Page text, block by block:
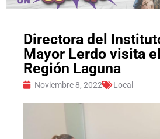
Directora del
Mayor Lerdo visita
Región Laguna
Noviembre 8, 2022 Local